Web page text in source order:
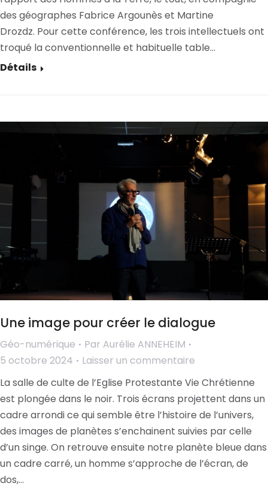
des géographes Fabrice Argounès et Martine
Drozdz. Pour cette conférence, les trois intellectuels ont
troqué la conventionnelle et habituelle table…
Détails
Une image pour créer le dialogue
Géo-numérique Par Aurélie ANNEHEIM
5 octobre 2024
Laisser un commentaire
La salle de culte de l’Eglise Protestante Vie Chrétienne
est plongée dans le noir. Trois écrans projettent dans un
cadre arrondi ce qui semble être l’histoire de l’univers,
des images de planètes s’enchainent suivies par celle
d’un singe. On retrouve ensuite notre planète bleue dans
un cadre carré, un homme s’approche de l’écran, de
dos,…